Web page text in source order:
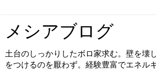
メシアブログ
土台のしっかりしたボロ家求む。壁を壊
をつけるのを厭わず。経験豊富でエネル